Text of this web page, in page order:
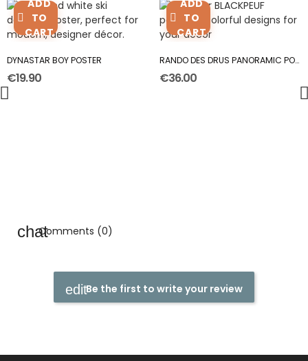
ADD
TO
CART
DYNASTAR BOY POSTER
€19.90
ADD
TO
CART
RANDO DES DRUS PANORAMIC POSTER
€36.00
Comments (0)
Be the first to write your review